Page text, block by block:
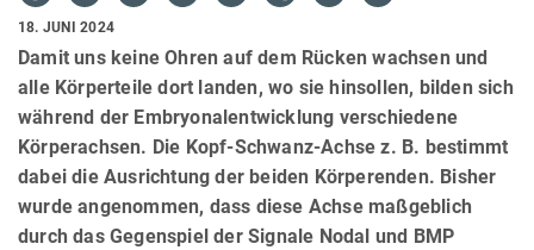
18. JUNI 2024
Damit uns keine Ohren auf dem Rücken wachsen und
alle Körperteile dort landen, wo sie hinsollen, bilden sich
während der Embryonalentwicklung verschiedene
Körperachsen. Die Kopf-Schwanz-Achse z. B. bestimmt
dabei die Ausrichtung der beiden Körperenden. Bisher
wurde angenommen, dass diese Achse maßgeblich
durch das Gegenspiel der Signale Nodal und BMP